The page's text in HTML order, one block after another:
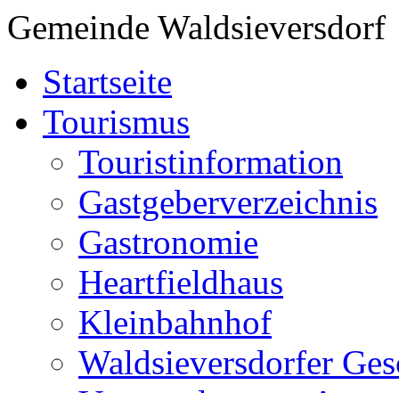
Gemeinde Waldsieversdorf
Startseite
Tourismus
Touristinformation
Gastgeberverzeichnis
Gastronomie
Heartfieldhaus
Kleinbahnhof
Waldsieversdorfer